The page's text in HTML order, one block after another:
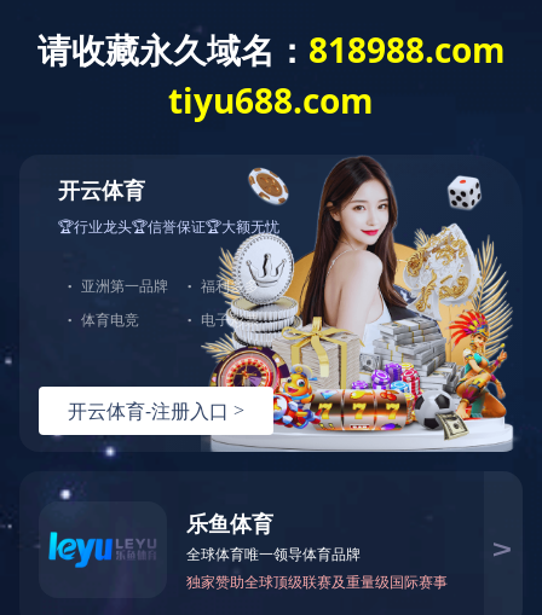
走进海科 产品中心
首页>工程案例 > 酱
工程案例
Engineering case
火锅底料工程案例